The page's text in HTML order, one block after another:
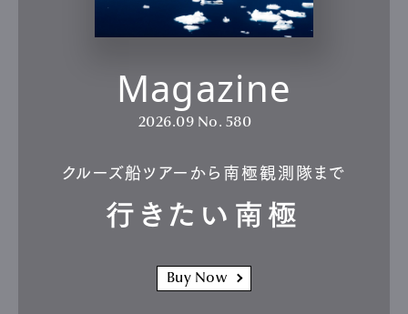
Magazine
2026.09 No. 580
クルーズ船ツアーから南極観測隊まで
行きたい南極
Buy Now